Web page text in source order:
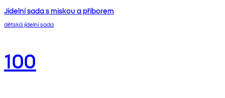
Jídelní sada s miskou a příborem
dětská jídelní sada
100